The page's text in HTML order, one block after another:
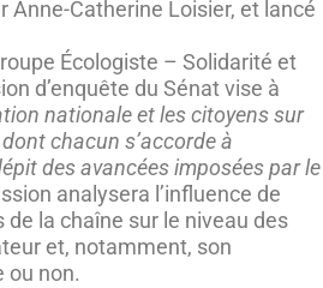
Anne-Catherine Loisier, et lancé
Écologiste – Solidarité et
d’enquête du Sénat vise à
nationale et les citoyens sur
chacun s’accorde à
des avancées imposées par le
analysera l’influence de
de la chaîne sur le niveau des
et, notamment, son
ou non.